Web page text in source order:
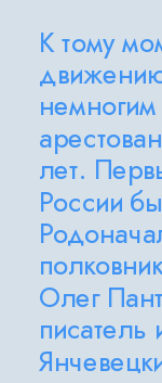
К тому
лет.
России
Олег
писатель